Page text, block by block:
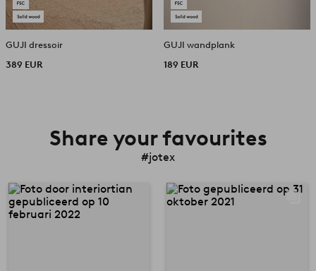
GUJI dressoir
389 EUR
GUJI wandplank
189 EUR
Share your favourites
#jotex